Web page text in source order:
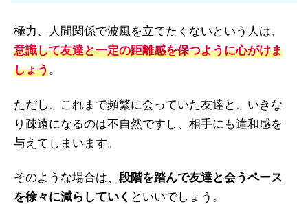
極力、人間関係で波風を立てたくないという人は、
意識して友達と一定の距離感を保つように心がけま
しょう。
ただし、これまで頻繁に会っていた友達と、いきな
り疎遠になるのは不自然ですし、相手にも違和感を
与えてしまいます。
そのような場合は、段階を踏んで友達と会うペース
を徐々に減らしていく といいでしょう。